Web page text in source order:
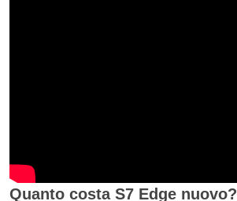
Quanto costa S7 Edge nuovo?